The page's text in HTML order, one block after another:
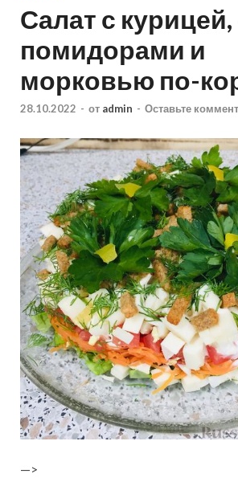
Салат с
помидорами и
морковью по-
28.10.2022 - от admin - Оставьте
—>